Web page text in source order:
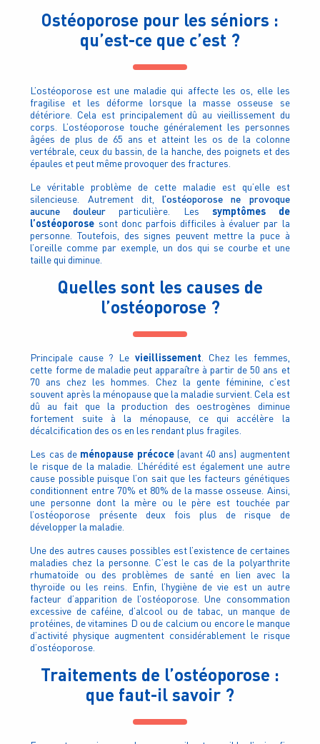
Ostéoporose pour les séniors :
qu’est-ce que c’est ?
L’ostéoporose est une maladie qui affecte les os, elle les
fragilise et les déforme lorsque la masse osseuse se
détériore. Cela est principalement dû au vieillissement du
corps. L’ostéoporose touche généralement les personnes
âgées de plus de 65 ans et atteint les os de la colonne
vertébrale, ceux du bassin, de la hanche, des poignets et des
épaules et peut même provoquer des fractures.
Le véritable problème de cette maladie est qu’elle est
silencieuse. Autrement dit,l’ostéoporose ne provoque
aucune douleur particulière. Les symptômes de
l’ostéoporose sont donc parfois difficiles à évaluer par la
personne. Toutefois, des signes peuvent mettre la puce à
l’oreille comme par exemple, un dos qui se courbe et une
taille qui diminue.
Quelles sont les causes de
l’ostéoporose ?
Principale cause ? Le vieillissement . Chez les femmes,
cette forme de maladie peut apparaître à partir de 50 ans et
70 ans chez les hommes. Chez la gente féminine, c’est
souvent après la ménopause que la maladie survient. Cela est
dû au fait que la production des oestrogènes diminue
fortement suite à la ménopause, ce qui accélère la
décalcification des os en les rendant plus fragiles.
Les cas deménopause précoce(avant 40 ans) augmentent
le risque de la maladie. L’hérédité est également une autre
cause possible puisque l’on sait que les facteurs génétiques
conditionnent entre 70% et 80% de la masse osseuse. Ainsi,
une personne dont la mère ou le père est touchée par
l’ostéoporose présente deux fois plus de risque de
développer la maladie.
Une des autres causes possibles est l’existence de certaines
maladies chez la personne. C’est le cas de la polyarthrite
rhumatoïde ou des problèmes de santé en lien avec la
thyroïde ou les reins. Enfin, l’hygiène de vie est un autre
facteur d’apparition de l’ostéoporose. Une consommation
excessive de caféine, d’alcool ou de tabac, un manque de
protéines, de vitamines D ou de calcium ou encore le manque
d’activité physique augmentent considérablement le risque
d’ostéoporose.
Traitements de l’ostéoporose :
que faut-il savoir ?